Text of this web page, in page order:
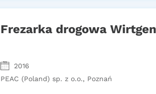
Frezarka drogowa
2016
PEAC (Poland) sp. z o.o., Poznań